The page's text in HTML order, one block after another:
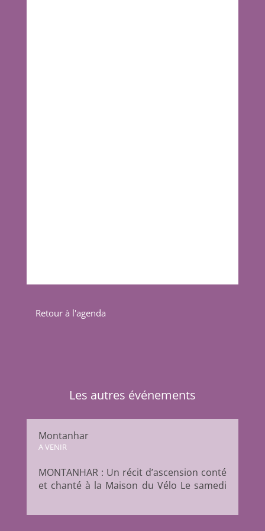
Retour à l'agenda
Les autres événements
Montanhar
A VENIR
MONTANHAR : Un récit d’ascension conté
et chanté à la Maison du Vélo Le samedi